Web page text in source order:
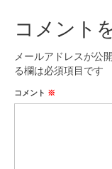
コメント
メールアドレスが公
る欄は必須項目です
コメント ※